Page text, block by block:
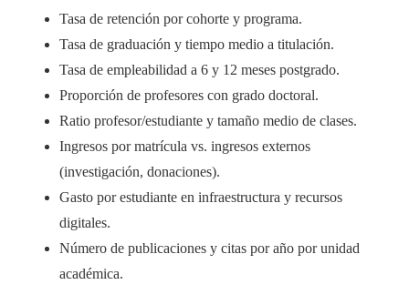
Tasa de retención por cohorte y programa.
Tasa de graduación y tiempo medio a titulación.
Tasa de empleabilidad a 6 y 12 meses postgrado.
Proporción de profesores con grado doctoral.
Ratio profesor/estudiante y tamaño medio de clases.
Ingresos por matrícula vs. ingresos externos
(investigación, donaciones).
Gasto por estudiante en infraestructura y recursos
digitales.
Número de publicaciones y citas por año por unidad
académica.